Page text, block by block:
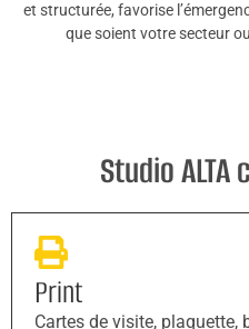
et structurée, favorise
que soient votre secteur
Studio
Print
Cartes de visite, plaquette,